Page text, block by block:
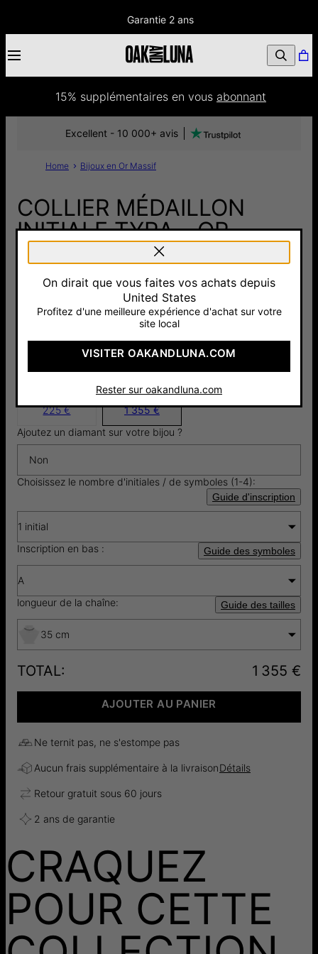
Garantie 2 ans
15% supplémentaires en vous abonnant
Home Bijoux en Or Massif
COLLIER MÉDAILLON
INITIALE TYRA - OR
JAUNE 14 CARATS
1 355 €
Pay with Klarna
5.0
3 Avis
Excellent - 10 000+ avis
225 €
14k Solid
Gold
1 355 €
Ajoutez un diamant sur votre bijou ?
Non
Choisissez le nombre d'initiales / de symboles (1-4):
Guide d'inscription
1 initial
Inscription en bas :
Guide des symboles
A
longueur de la chaîne:
Guide des tailles
35 cm
TOTAL: 1 355 €
AJOUTER AU PANIER
Ne ternit pas, ne s'estompe pas
Aucun frais supplémentaire à la livraisonDétails
Retour gratuit sous 60 jours
2 ans de garantie
CRAQUEZ
POUR CETTE
On dirait que vous faites vos achats depuis
United States
Profitez d'une meilleure expérience d'achat sur votre
site local
VISITER OAKANDLUNA.COM
Rester sur oakandluna.com